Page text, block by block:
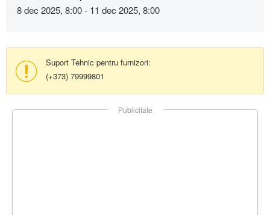
8 dec 2025, 8:00 - 11 dec 2025, 8:00
Suport Tehnic pentru furnizori:
(+373) 79999801
Publicitate